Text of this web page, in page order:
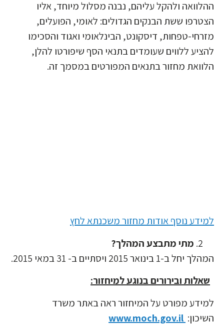
ולהקל עליהם, נבנה מסלול מיוחד, אליו
ששת הבנקים הגדולים: לאומי, הפועלים,
טפחות, דיסקונט, הבינלאומי ואגוד והסכימו
ללווים שעומדים בתנאי הסף שיפורטו להלן,
מחזור בתנאים המפורטים במסמך זה.
נוסף אודות מחזור משכנתא לחץ
מתי מתבצע המהלך?
יחל ב-1 בינואר 2015 ויסתיים ב- 31 במאי 2015.
שאלות ובירורים בנוגע למיחזור:
מפורט על המיחזור ראה באתר משרד
www.moch.gov.il